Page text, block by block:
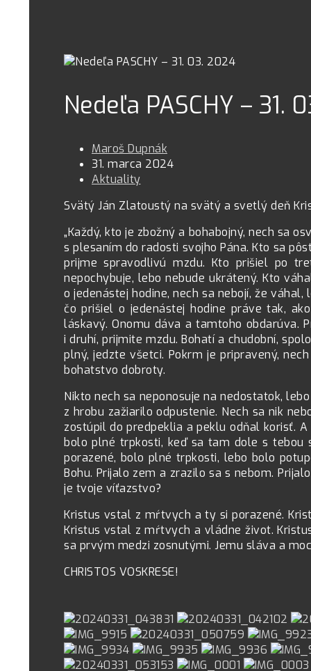
Nedeľa PASCHY – 31.
Maroš Dupnák
31. marca 2024
Aktuality
Svätý Ján Zlatoustý na svätý a svetlý deň
„Každý, kto je zbožný a bohabojný, nech sa
s plesaním do radosti svojho Pána. Kto sa
prijme spravodlivú mzdu. Kto prišiel po
nepochybuje, lebo nebude ukrátený. Kto
o jedenástej hodine, nech sa nebojí, že
čo prišiel o jedenástej hodine práve tak,
láskavý. Onomu dáva a tamtoho obdarúva.
i druhí, prijmite mzdu. Bohatí a chudobní,
plný, jedzte všetci. Pokrm je pripravený,
bohatstvo dobroty.
Nikto nech sa neponosuje na nedostatok,
z hrobu zažiarilo odpustenie. Nech sa nik
zostúpil do predpeklia a peklu odňal korisť.
bolo plné trpkosti, keď sa tam dole s
porazené, bolo plné trpkosti, lebo bolo
Bohu. Prijalo zem a zrazilo sa s nebom.
je tvoje víťazstvo?
Kristus vstal z mŕtvych a ty si porazené.
Kristus vstal z mŕtvych a vládne život.
sa prvým medzi zosnutými. Jemu sláva a
CHRISTOS VOSKRESE!